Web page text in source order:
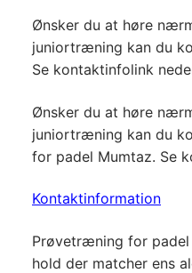
Ønsker du at høre
juniortræning kan du
Se kontaktinfolink
Ønsker du at høre
juniortræning kan du
for padel Mumtaz. Se
Kontaktinformation
Prøvetræning for
hold der matcher ens